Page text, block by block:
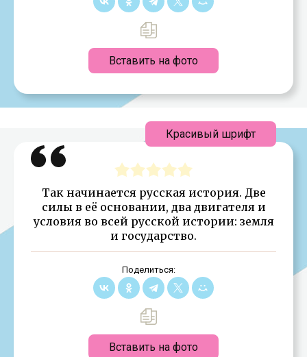
Вставить на фото
Так начинается русская история. Две
силы в её основании, два двигателя и
условия во всей русской истории: земля
и государство.
Поделиться:
Вставить на фото
Красивый шрифт